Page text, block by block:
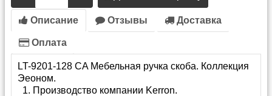
Описание Отзывы Доставка
Оплата
LT-9201-128 CA Мебельная ручка скоба. Коллекция
Эеоном.
Производство компании Kerron.